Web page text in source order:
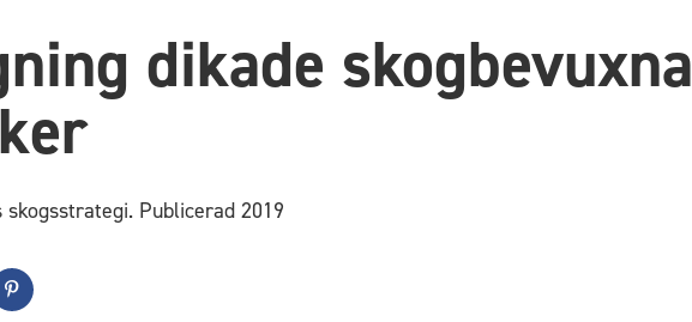
dikade skogbevuxna
Publicerad 2019